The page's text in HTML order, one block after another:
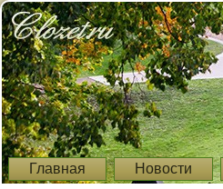
Главная Новости